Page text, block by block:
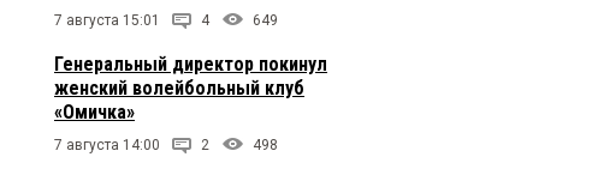
7 августа 15:01 4 649
Генеральный директор покинул
женский волейбольный клуб
«Омичка»
7 августа 14:00 2 498